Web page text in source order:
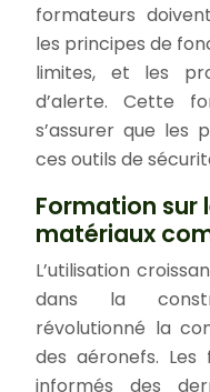
formateurs
les principes de
limites, et les
d’alerte. Cette
s’assurer que les
ces outils de
Formation sur
matériaux
L’utilisation
dans la
révolutionné la
des aéronefs.
informés des